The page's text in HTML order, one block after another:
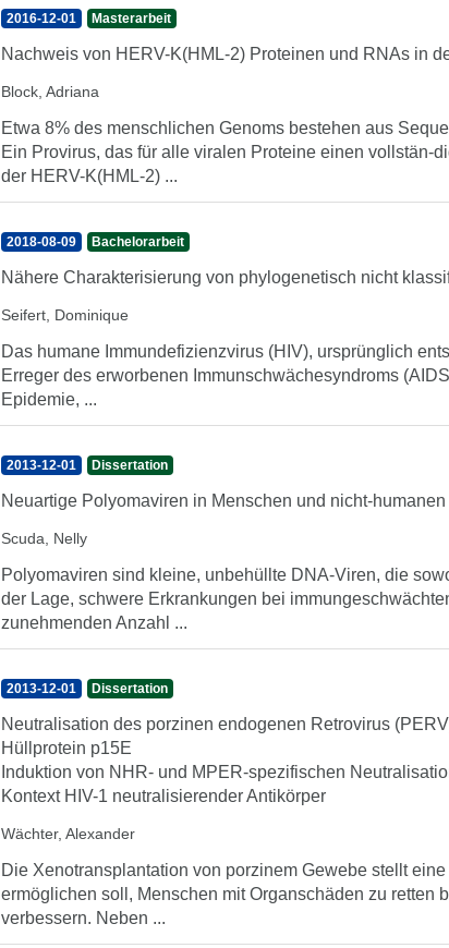
2016-12-01 Masterarbeit
Nachweis von HERV-K(HML-2) Proteinen und RNAs in
Block, Adriana
Etwa 8% des menschlichen Genoms bestehen aus
Ein Provirus, das für alle viralen Proteine einen vollstän-
der HERV-K(HML-2) ...
2018-08-09 Bachelorarbeit
Nähere Charakterisierung von phylogenetisch nicht
Seifert, Dominique
Das humane Immundefizienzvirus (HIV), ursprünglich
Erreger des erworbenen Immunschwächesyndroms
Epidemie, ...
2013-12-01 Dissertation
Neuartige Polyomaviren in Menschen und nicht-
Scuda, Nelly
Polyomaviren sind kleine, unbehüllte DNA-Viren, die
der Lage, schwere Erkrankungen bei
zunehmenden Anzahl ...
2013-12-01 Dissertation
Neutralisation des porzinen endogenen Retrovirus
Hüllprotein p15E
Induktion von NHR- und MPER-spezifischen
Kontext HIV-1 neutralisierender Antikörper
Wächter, Alexander
Die Xenotransplantation von porzinem Gewebe stellt
ermöglichen soll, Menschen mit Organschäden zu retten
verbessern. Neben ...